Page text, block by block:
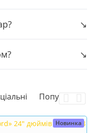
Популярні
Новинка